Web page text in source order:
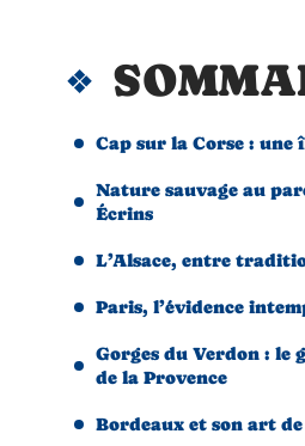
Cap sur la Corse :
Nature sauvage au
Écrins
L’Alsace, entre
Paris, l’évidence
Gorges du Verdon : le
de la Provence
Bordeaux et son art